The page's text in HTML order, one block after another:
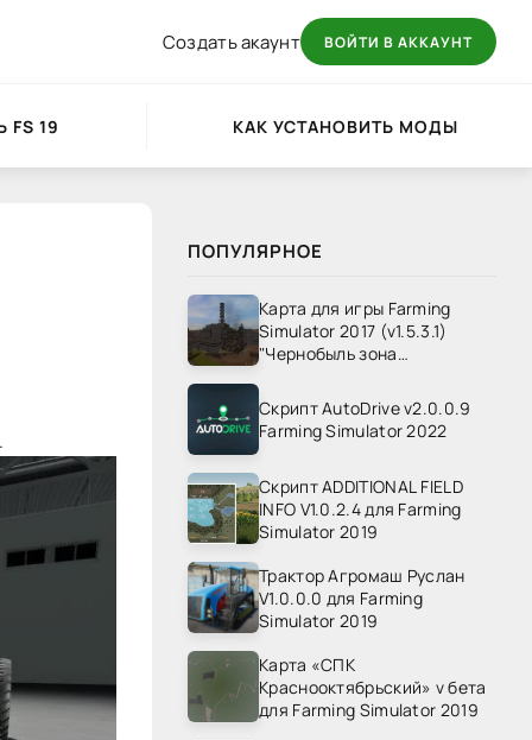
Создать акаунт ВОЙТИ В АККАУНТ
FS 19 КАК УСТАНОВИТЬ МОДЫ
ПОПУЛЯРНОЕ
Карта для игры Farming
Simulator 2017 (v1.5.3.1)
"Чернобыль зона
Скрипт AutoDrive v2.0.0.9
Farming Simulator 2022
Скрипт ADDITIONAL FIELD
INFO V1.0.2.4 для Farming
Simulator 2019
Трактор Агромаш Руслан
V1.0.0.0 для Farming
Simulator 2019
Карта «СПК
Краснооктябрьский» v бета
для Farming Simulator 2019